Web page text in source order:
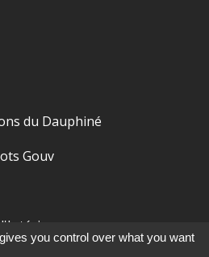
du Dauphiné
Gouv
you control over what you want